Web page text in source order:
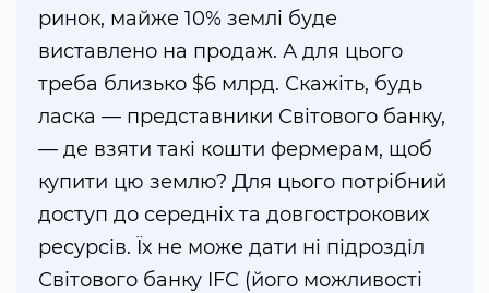
ринок, майже 10% землі буде
виставлено на продаж. А для цього
треба близько $6 млрд. Скажіть, будь
ласка — представники Світового банку,
— де взяти такі кошти фермерам, щоб
купити цю землю? Для цього потрібний
доступ до середніх та довгострокових
ресурсів. Їх не може дати ні підрозділ
Світового банку IFC (його можливості